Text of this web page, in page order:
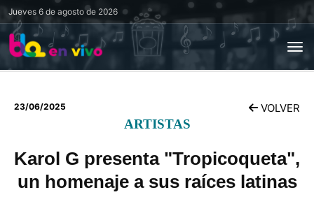
Jueves 6 de agosto de 2026
23/06/2025 VOLVER
ARTISTAS
Karol G presenta "Tropicoqueta",
un homenaje a sus raíces latinas